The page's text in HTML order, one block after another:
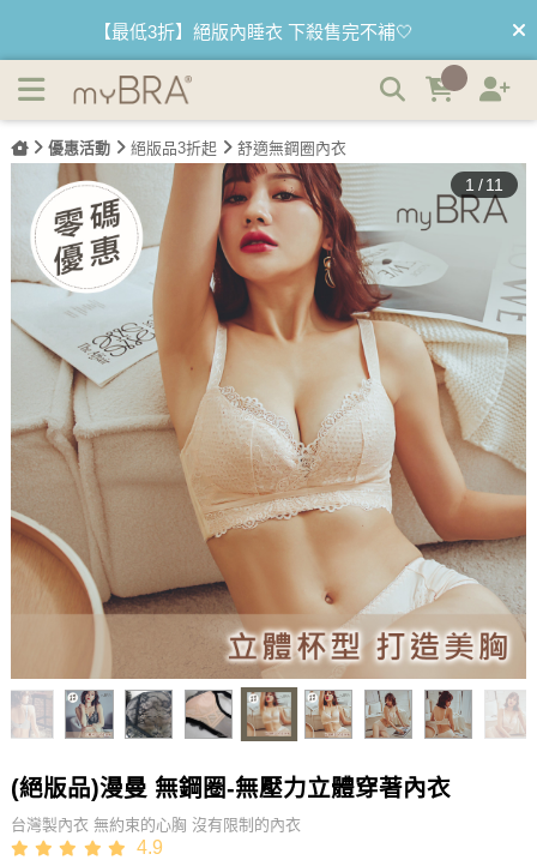
的內衣品牌
【優惠68折】內褲任選3件以上 1件$333👙
【買內衣免運費】台灣滿1200運費0元🚛
【首購優惠】新客最高可折$150再免運❗
【國際懶惰日】BRATOP2件95折 3件9折🌱
優惠活動 絕版品3折起 舒適無鋼圈內衣
1 / 11
(絕版品)漫曼 無鋼圈-無壓力立體穿著內衣
台灣製內衣 無約束的心胸 沒有限制的內衣
4.9